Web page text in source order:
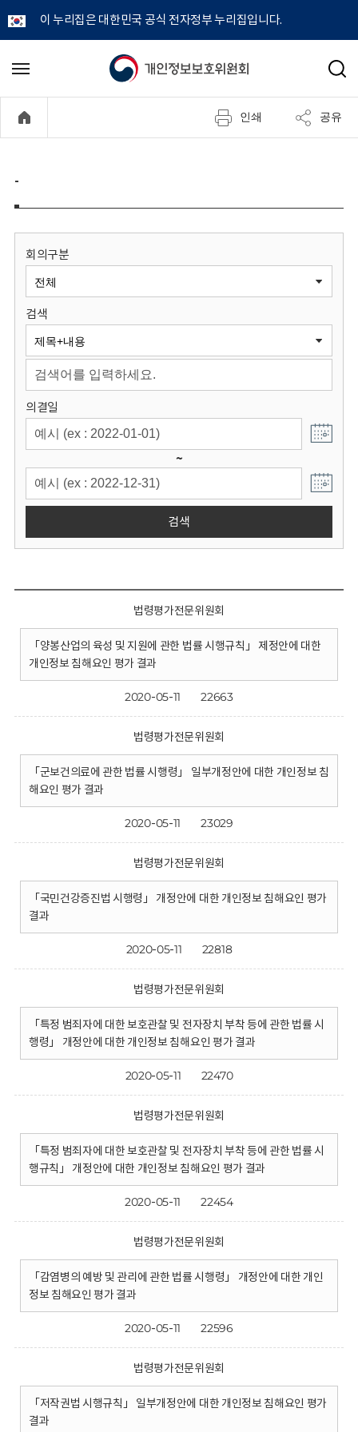
이 누리집은 대한민국 공식 전자정부 누리집입니다.
개
정
보
원
회
메
기
검
인쇄 공유
-
회의구분
검색
의결일
~
검색
법령평가전문위원회
「양봉산업의 육성 및 지원에 관한 법률 시행규칙」 제정안에 대한
개인정보 침해요인 평가 결과
2020-05-11 22663
법령평가전문위원회
「군보건의료에 관한 법률 시행령」 일부개정안에 대한 개인정보 침
해요인 평가 결과
2020-05-11 23029
법령평가전문위원회
「국민건강증진법 시행령」 개정안에 대한 개인정보 침해요인 평가
결과
2020-05-11 22818
법령평가전문위원회
「특정 범죄자에 대한 보호관찰 및 전자장치 부착 등에 관한 법률 시
행령」 개정안에 대한 개인정보 침해요인 평가 결과
2020-05-11 22470
법령평가전문위원회
「특정 범죄자에 대한 보호관찰 및 전자장치 부착 등에 관한 법률 시
행규칙」 개정안에 대한 개인정보 침해요인 평가 결과
2020-05-11 22454
법령평가전문위원회
「감염병의 예방 및 관리에 관한 법률 시행령」 개정안에 대한 개인
정보 침해요인 평가 결과
2020-05-11 22596
법령평가전문위원회
「저작권법 시행규칙」 일부개정안에 대한 개인정보 침해요인 평가
결과